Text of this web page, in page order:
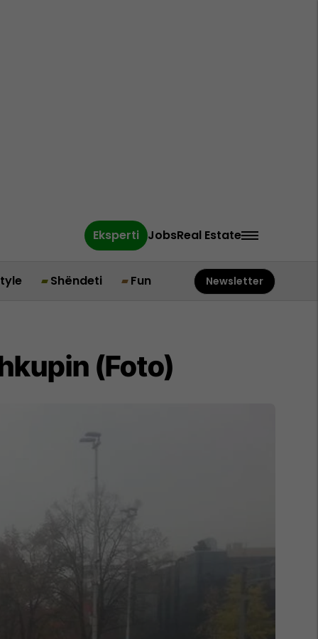
Eksperti JobsReal Estate
Shëndeti Fun Newsletter
(Foto)